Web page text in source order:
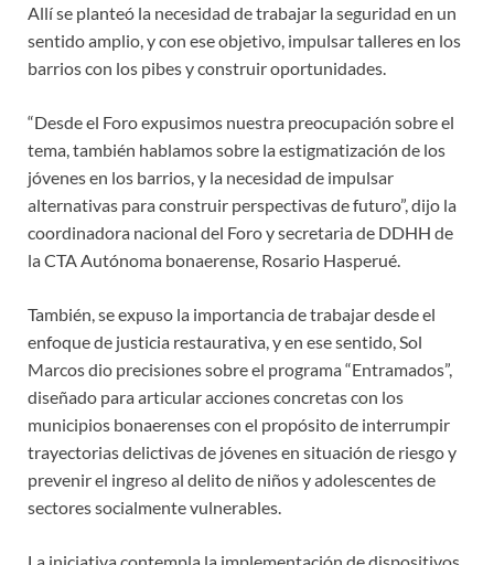
Allí se planteó la necesidad de trabajar la seguridad en un
sentido amplio, y con ese objetivo, impulsar talleres en los
barrios con los pibes y construir oportunidades.
“Desde el Foro expusimos nuestra preocupación sobre el
tema, también hablamos sobre la estigmatización de los
jóvenes en los barrios, y la necesidad de impulsar
alternativas para construir perspectivas de futuro”, dijo la
coordinadora nacional del Foro y secretaria de DDHH de
la CTA Autónoma bonaerense, Rosario Hasperué.
También, se expuso la importancia de trabajar desde el
enfoque de justicia restaurativa, y en ese sentido, Sol
Marcos dio precisiones sobre el programa “Entramados”,
diseñado para articular acciones concretas con los
municipios bonaerenses con el propósito de interrumpir
trayectorias delictivas de jóvenes en situación de riesgo y
prevenir el ingreso al delito de niños y adolescentes de
sectores socialmente vulnerables.